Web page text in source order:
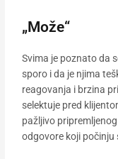
„Može“
Svima je poznato da
sporo i da je njima
reagovanja i brzina
selektuje pred
pažljivo
odgovore koji počinju